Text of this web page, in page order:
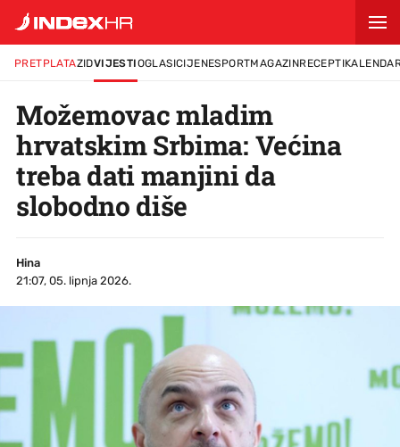
PRETPLATAZIDVIJESTIOGLASICIJENESPORTMAGAZINRECEPTI
Možemovac mladim
hrvatskim Srbima: Većina
treba dati manjini da
slobodno diše
Hina
21:07, 05. lipnja 2026.